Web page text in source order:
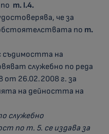
т. I.4.
че за
по т.
съдимостта на
служебно по реда
от 26.02.2008 г. за
на дейността на
служебно
по т. 5. се издава за